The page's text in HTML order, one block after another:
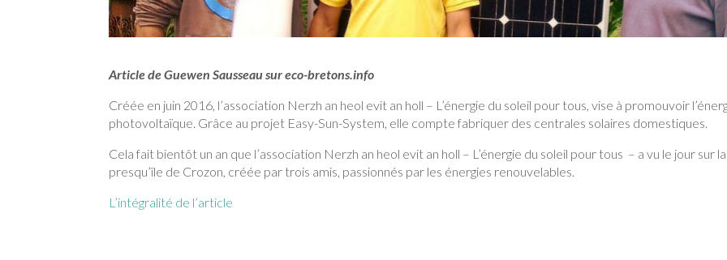
Article de Guewen Sausseau sur eco-bretons.info
Créée en juin 2016, l’association Nerzh an heol evit an holl – L’énergie du soleil pour tous, vise à promouvoir
photovoltaïque. Grâce au projet Easy-Sun-System, elle compte fabriquer des centrales solaires domestiques.
Cela fait bientôt un an que l’association Nerzh an heol evit an holl – L’énergie du soleil pour tous – a vu le jour sur la
presqu’île de Crozon, créée par trois amis, passionnés par les énergies renouvelables.
L’intégralité de l’article